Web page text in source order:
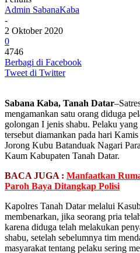
Admin SabanaKaba
-
2 Oktober 2020
0
4746
Berbagi di Facebook
Tweet di Twitter
Sabana Kaba, Tanah Datar
mengamankan satu orang diduga
golongan I jenis shabu. Pelaku
tersebut diamankan pada hari
Jorong Kubu Batanduak Nagari
Kaum Kabupaten Tanah Datar.
BACA JUGA : Manfaatkan
Paroh Baya Ditangkap Polisi
Kapolres Tanah Datar melalui
membenarkan, jika seorang pria
karena diduga telah melakukan
shabu, setelah sebelumnya tim
masyarakat tentang pelaku sering